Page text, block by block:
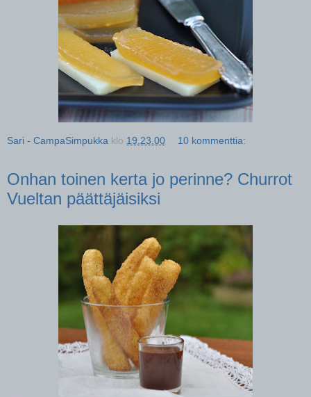
Sari - CampaSimpukka klo 19.23.00 10 kommenttia:
Onhan toinen kerta jo perinne? Churrot
Vueltan päättäjäisiksi